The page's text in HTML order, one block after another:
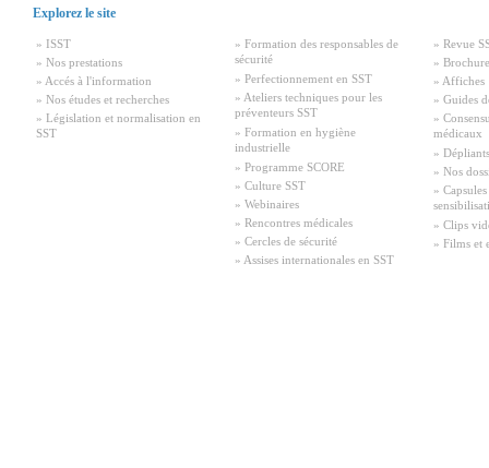
Explorez le site
» ISST
» Nos prestations
» Accés à l'information
» Nos études et recherches
» Législation et normalisation en
SST
» Formation des responsables de
sécurité
» Perfectionnement en SST
» Ateliers techniques pour les
préventeurs SST
» Formation en hygiène
industrielle
» Programme SCORE
» Culture SST
» Webinaires
» Rencontres médicales
» Cercles de sécurité
» Assises internationales en SST
» Revue
»
» Affiches
» Guides
»
médicaux
» Dépliants
» Nos
»
» Clips
» Films et